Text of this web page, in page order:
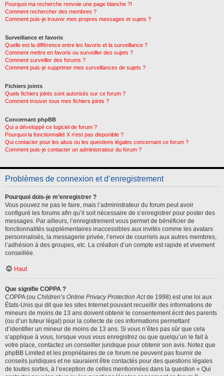
Pourquoi ma recherche renvoie une page blanche ?!
Comment rechercher des membres ?
Comment puis-je trouver mes propres messages et sujets ?
Surveillance et favoris
Quelle est la différence entre les favoris et la surveillance ?
Comment mettre en favoris ou surveiller des sujets ?
Comment surveiller des forums ?
Comment puis-je supprimer mes surveillances de sujets ?
Fichiers joints
Quels fichiers joints sont autorisés sur ce forum ?
Comment trouver tous mes fichiers joints ?
Concernant phpBB
Qui a développé ce logiciel de forum ?
Pourquoi la fonctionnalité X n’est pas disponible ?
Qui contacter pour les abus ou les questions légales concernant ce forum ?
Comment puis-je contacter un administrateur du forum ?
Problèmes de connexion et d’enregistrement
Pourquoi dois-je m’enregistrer ?
Vous pouvez ne pas le faire, mais l’administrateur du forum peut avoir
configuré les forums afin qu’il soit nécessaire de s’enregistrer pour poster des
messages. Par ailleurs, l’enregistrement vous permet de bénéficier de
fonctionnalités supplémentaires inaccessibles aux invités comme les avatars
personnalisés, la messagerie privée, l’envoi de courriels aux autres membres,
l’adhésion à des groupes, etc. La création d’un compte est rapide et vivement
conseillée.
Haut
Que signifie COPPA ?
COPPA (ou Children’s Online Privacy Protection Actde 1998) est une loi aux
États-Unis qui dit que les sites Internet pouvant recueillir des informations de
mineurs de moins de 13 ans doivent obtenir le consentement écrit des parents
(ou d’un tuteur légal) pour la collecte de ces informations permettant
d’identifier un mineur de moins de 13 ans. Si vous n’êtes pas sûr que cela
s’applique à vous, lorsque vous vous enregistrez ou que quelqu’un le fait à
votre place, contactez un conseiller juridique pour obtenir son avis. Notez que
phpBB Limited et les propriétaires de ce forum ne peuvent pas fournir de
conseils juridiques et ne sauraient être contactés pour des questions légales
de toutes sortes, à l’exception de celles mentionnées dans la question « Qui